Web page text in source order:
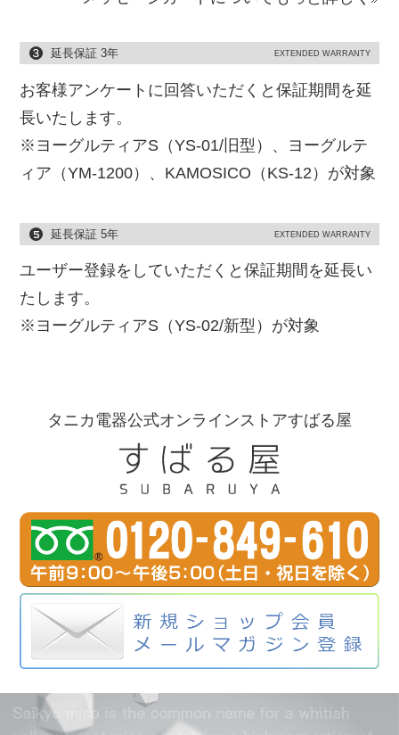
延長保証 3年 EXTENDED WARRANTY
お客様アンケートに回答いただくと保証期間を延
長いたします。
※ヨーグルティアS（YS-01/旧型）、ヨーグルテ
ィア（YM-1200）、KAMOSICO（KS-12）が対象
延長保証 5年 EXTENDED WARRANTY
ユーザー登録をしていただくと保証期間を延長い
たします。
※ヨーグルティアS（YS-02/新型）が対象
タニカ電器公式オンラインストアすばる屋